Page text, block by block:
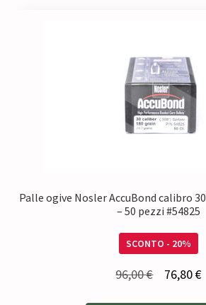
Palle ogive Nosler AccuBond calibro
– 50 pezzi #54825
SCONTO - 20%
96,00€ 76,80€Il